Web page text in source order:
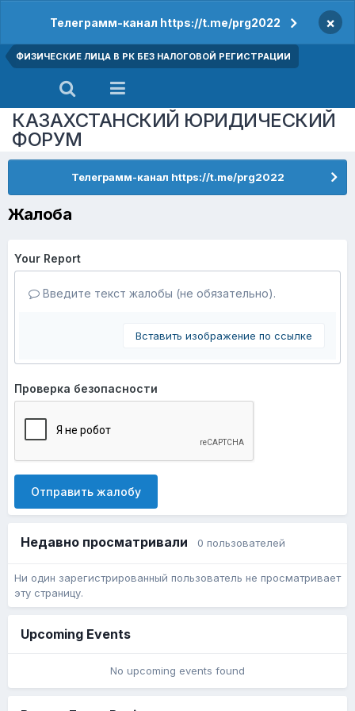
Телеграмм-канал https://t.me/prg2022 ×
ФИЗИЧЕСКИЕ ЛИЦА В РК БЕЗ НАЛОГОВОЙ РЕГИСТРАЦИИ
КАЗАХСТАНСКИЙ ЮРИДИЧЕСКИЙ
ФОРУМ
Телеграмм-канал https://t.me/prg2022
Жалоба
Your Report
Введите текст жалобы (не обязательно).
Вставить изображение по ссылке
Проверка безопасности
Отправить жалобу
Недавно просматривали 0 пользователей
Ни один зарегистрированный пользователь не просматривает
эту страницу.
Upcoming Events
No upcoming events found